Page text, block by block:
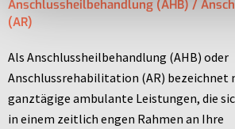
Anschlussheilbehandlung (AHB) /
(AR)
Als Anschlussheilbehandlung (AHB) oder
Anschlussrehabilitation (AR) bezeichnet
ganztägige ambulante Leistungen, die
in einem zeitlich engen Rahmen an Ihre